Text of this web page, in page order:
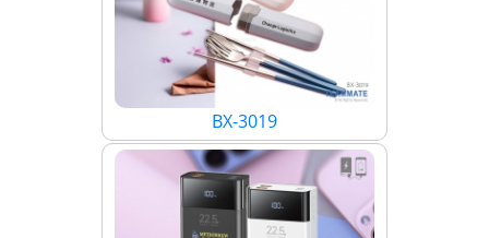
BX-3019